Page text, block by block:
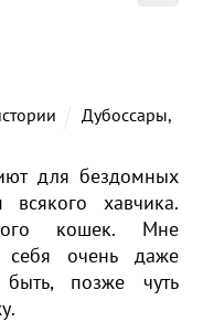
Дубоссары,
для бездомных
хавчика.
кошек. Мне
себя очень даже
позже чуть